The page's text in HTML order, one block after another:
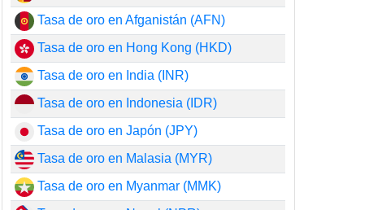
Tasa de oro en Afganistán (AFN)
Tasa de oro en Hong Kong (HKD)
Tasa de oro en India (INR)
Tasa de oro en Indonesia (IDR)
Tasa de oro en Japón (JPY)
Tasa de oro en Malasia (MYR)
Tasa de oro en Myanmar (MMK)